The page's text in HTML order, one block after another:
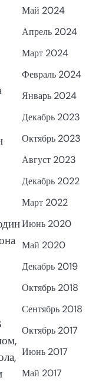
Май 2024
Апрель 2024
Март 2024
Февраль 2024
Январь 2024
Декабрь 2023
Октябрь 2023
Август 2023
Декабрь 2022
Март 2022
Июнь 2020
Май 2020
Декабрь 2019
Октябрь 2018
Сентябрь 2018
Октябрь 2017
Июнь 2017
Май 2017